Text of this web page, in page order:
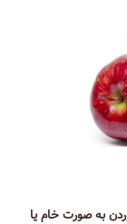
به صورت خام یا